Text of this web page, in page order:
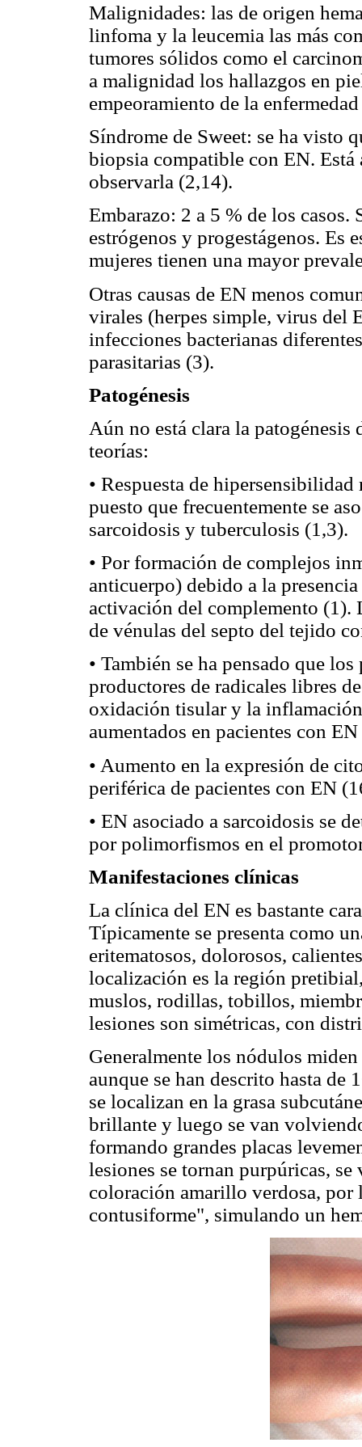
Malignidades: las de origen
linfoma y la leucemia las más
tumores sólidos como el
a malignidad los hallazgos en
empeoramiento de la
Síndrome de Sweet: se ha visto
biopsia compatible con EN. Está
observarla (2,14).
Embarazo: 2 a 5 % de los casos.
estrógenos y progestágenos. Es
mujeres tienen una mayor
Otras causas de EN menos
virales (herpes simple, virus del
infecciones bacterianas
parasitarias (3).
Patogénesis
Aún no está clara la patogénesis
teorías:
• Respuesta de
puesto que frecuentemente se
sarcoidosis y tuberculosis (1,3).
• Por formación de complejos
anticuerpo) debido a la
activación del complemento (1).
de vénulas del septo del tejido
• También se ha pensado que
productores de radicales libres
oxidación tisular y la
aumentados en pacientes con
• Aumento en la expresión de
periférica de pacientes con EN
• EN asociado a sarcoidosis se
por polimorfismos en el
Manifestaciones clínicas
La clínica del EN es bastante
Típicamente se presenta como
eritematosos, dolorosos,
localización es la región
muslos, rodillas, tobillos,
lesiones son simétricas, con
Generalmente los nódulos
aunque se han descrito hasta de
se localizan en la grasa
brillante y luego se van
formando grandes placas
lesiones se tornan purpúricas,
coloración amarillo verdosa,
contusiforme", simulando un